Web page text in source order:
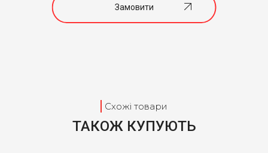
ВІДКРИВАЙ
Замовити
Схожі товари
ТАКОЖ КУПУЮТЬ